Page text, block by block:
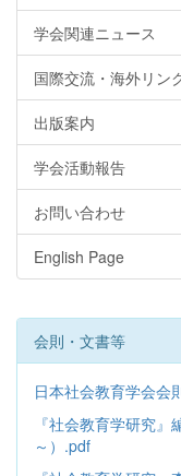
学会関連ニュース
国際交流・海外リン
出版案内
学会活動報告
お問い合わせ
English Page
会則・文書等
日本社会教育学会会
『社会教育学研究
～）.pdf